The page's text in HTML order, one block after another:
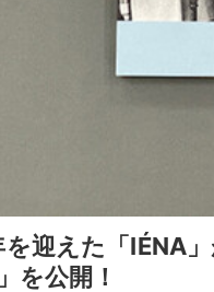
迎えた「IÉNA
を公開！